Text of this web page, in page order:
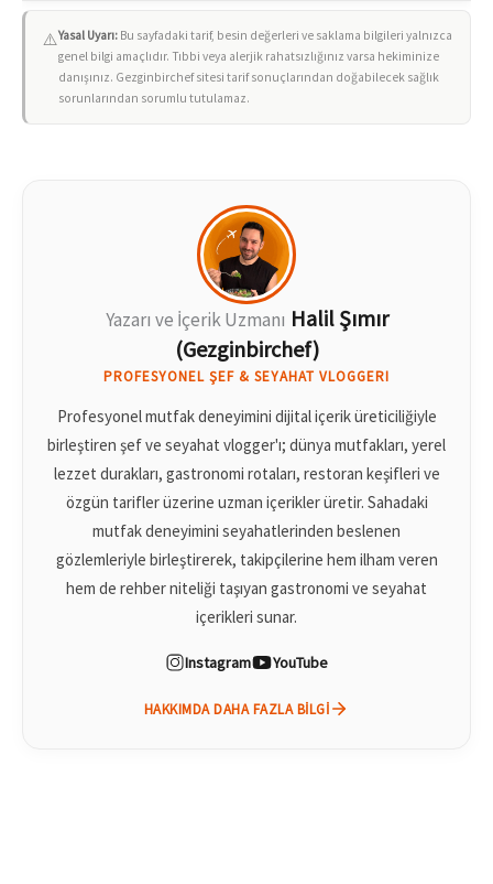
⚠️Yasal Uyarı: Bu sayfadaki tarif, besin değerleri ve saklama bilgileri yalnızca
genel bilgi amaçlıdır. Tıbbi veya alerjik rahatsızlığınız varsa hekiminize
danışınız. Gezginbirchef sitesi tarif sonuçlarından doğabilecek sağlık
sorunlarından sorumlu tutulamaz.
Yazarı ve İçerik Uzmanı Halil Şımır
(Gezginbirchef)
PROFESYONEL ŞEF & SEYAHAT VLOGGERI
Profesyonel mutfak deneyimini dijital içerik üreticiliğiyle
birleştiren şef ve seyahat vlogger'ı; dünya mutfakları, yerel
lezzet durakları, gastronomi rotaları, restoran keşifleri ve
özgün tarifler üzerine uzman içerikler üretir. Sahadaki
mutfak deneyimini seyahatlerinden beslenen
gözlemleriyle birleştirerek, takipçilerine hem ilham veren
hem de rehber niteliği taşıyan gastronomi ve seyahat
içerikleri sunar.
Instagram YouTube
HAKKIMDA DAHA FAZLA BILGI